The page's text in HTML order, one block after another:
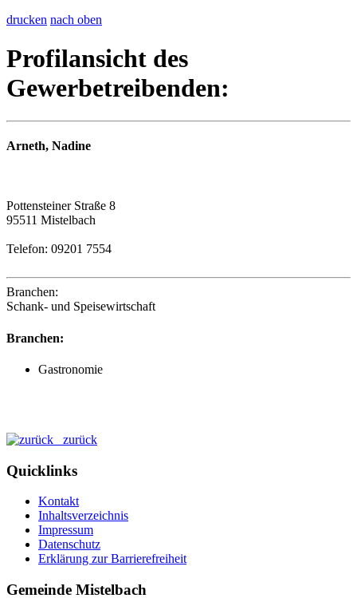
drucken nach oben
Profilansicht des
Gewerbetreibenden:
Arneth, Nadine
Pottensteiner Straße 8
95511 Mistelbach
Telefon: 09201 7554
Branchen:
Schank- und Speisewirtschaft
Branchen:
Gastronomie
zurück
Quicklinks
Kontakt
Inhaltsverzeichnis
Impressum
Datenschutz
Erklärung zur Barrierefreiheit
Gemeinde Mistelbach